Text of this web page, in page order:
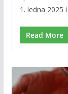
1. ledna 2025
Read More